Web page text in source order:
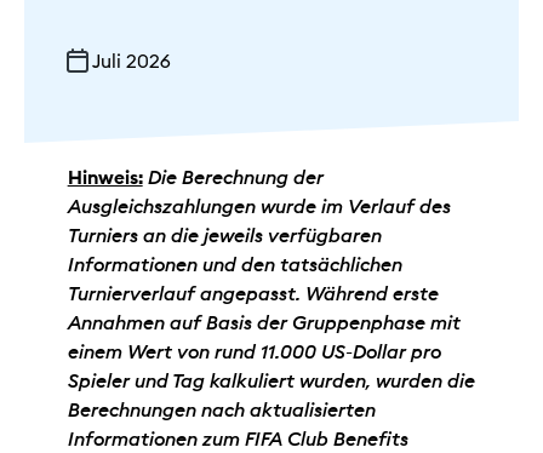
Juli 2026
Hinweis: Die Berechnung der
Ausgleichszahlungen wurde im Verlauf des
Turniers an die jeweils verfügbaren
Informationen und den tatsächlichen
Turnierverlauf angepasst. Während erste
Annahmen auf Basis der Gruppenphase mit
einem Wert von rund 11.000 US-Dollar pro
Spieler und Tag kalkuliert wurden, wurden die
Berechnungen nach aktualisierten
Informationen zum FIFA Club Benefits